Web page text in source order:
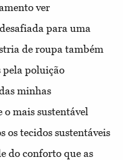
ver
para uma
de roupa também
pela poluição
minhas
o mais sustentável
os tecidos sustentáveis
do conforto que as